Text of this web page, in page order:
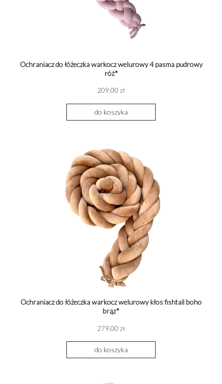
Ochraniacz do łóżeczka warkocz welurowy 4 pasma pudrowy
róż*
209,00 zł
do koszyka
Ochraniacz do łóżeczka warkocz welurowy kłos fishtail boho
brąz*
279,00 zł
do koszyka